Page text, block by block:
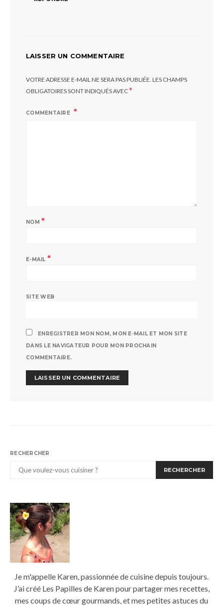
LAISSER UN COMMENTAIRE
VOTRE ADRESSE E-MAIL NE SERA PAS PUBLIÉE. LES CHAMPS
OBLIGATOIRES SONT INDIQUÉS AVEC*
COMMENTAIRE
NOM *
E-MAIL *
SITE WEB
ENREGISTRER MON NOM, MON E-MAIL ET MON SITE
DANS LE NAVIGATEUR POUR MON PROCHAIN
COMMENTAIRE.
RECHERCHER
RECHERCHER
Je m'appelle Karen, passionnée de cuisine depuis toujours.
J’ai créé Les Papilles de Karen pour partager mes recettes,
mes coups de cœur gourmands, et mes petites astuces du